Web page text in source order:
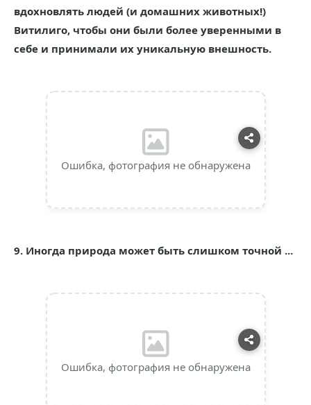
вдохновлять людей (и домашних животных!)
Витилиго, чтобы они были более уверенными в
себе и принимали их уникальную внешность.
Ошибка, фотография не обнаружена
9. Иногда природа может быть слишком точной ...
Ошибка, фотография не обнаружена